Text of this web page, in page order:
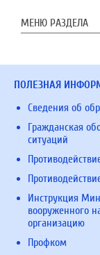
МЕНЮ РАЗДЕЛА
ПОЛЕЗНАЯ
Сведения об
Гражданская
ситуаций
Инструкция
вооруженного
организацию
Профком